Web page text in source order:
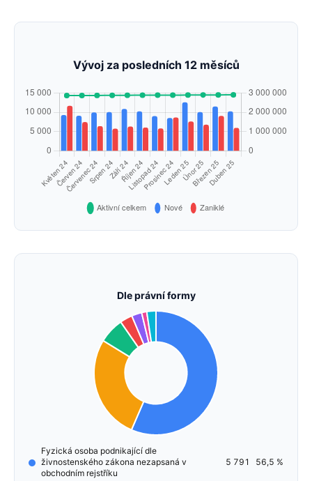
Vývoj za posledních 12 měsíců
Dle právní formy
Fyzická osoba podnikající dle
živnostenského zákona nezapsaná v
obchodním rejstříku
5 791 56,5 %